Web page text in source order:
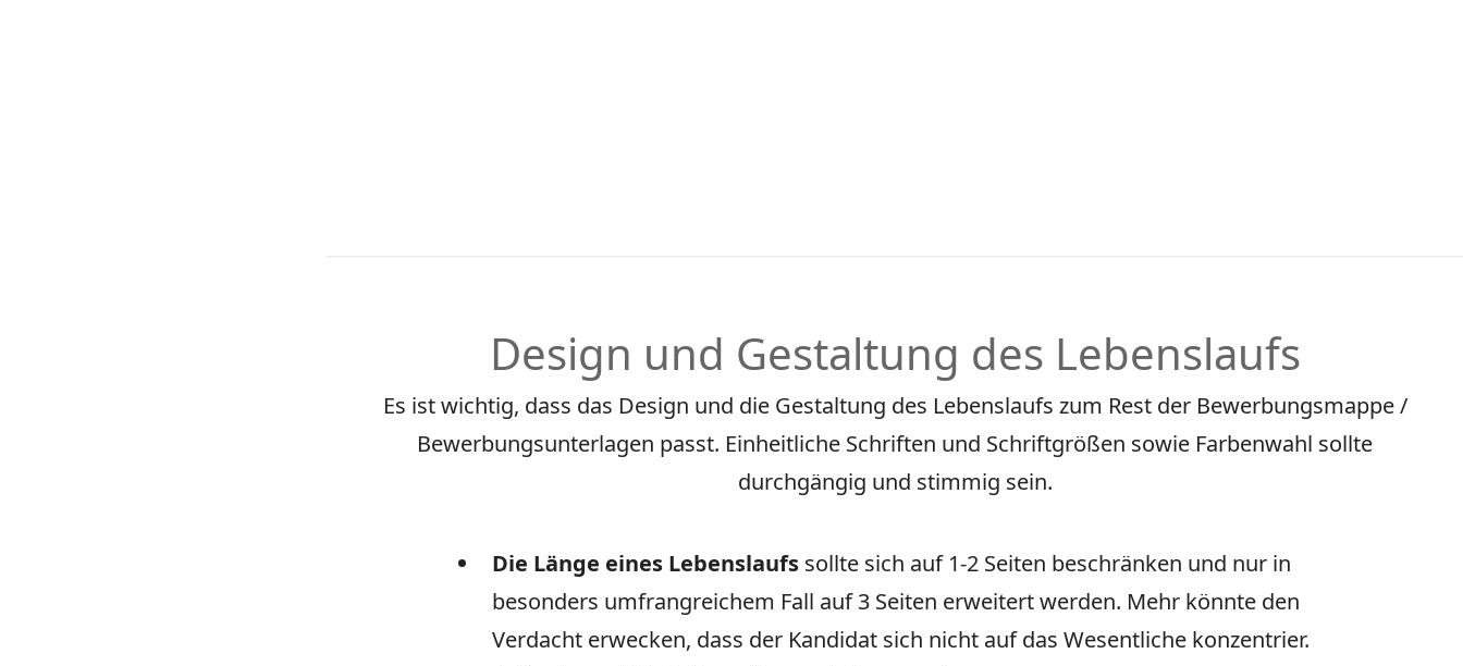
Design und Gestaltung des Lebenslaufs
Es ist wichtig, dass das Design und die Gestaltung des Lebenslaufs zum Rest der Bewerbungsmappe /
Bewerbungsunterlagen passt. Einheitliche Schriften und Schriftgrößen sowie Farbenwahl sollte
durchgängig und stimmig sein.
Die Länge eines Lebenslaufs sollte sich auf 1-2 Seiten beschränken und nur in
besonders umfrangreichem Fall auf 3 Seiten erweitert werden. Mehr könnte den
Verdacht erwecken, dass der Kandidat sich nicht auf das Wesentliche konzentrier.